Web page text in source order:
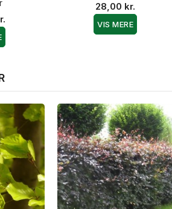
28,00 kr.
VIS MERE